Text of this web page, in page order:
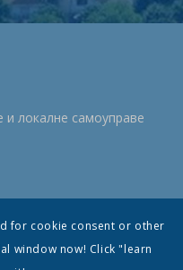
локалне самоуправе
for cookie consent or other
window now! Click "learn